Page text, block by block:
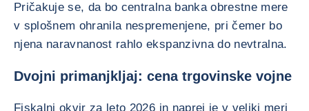
Pričakuje se, da bo centralna banka obrestne mere
v splošnem ohranila nespremenjene, pri čemer bo
njena naravnanost rahlo ekspanzivna do nevtralna.
Dvojni primanjkljaj: cena trgovinske vojne
Fiskalni okvir za leto 2026 in naprej je v veliki meri